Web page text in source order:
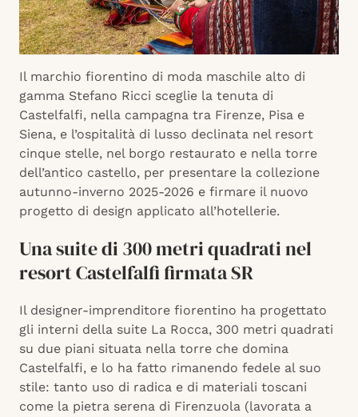
Il marchio fiorentino di moda maschile alto di
gamma Stefano Ricci sceglie la tenuta di
Castelfalfi, nella campagna tra Firenze, Pisa e
Siena, e l’ospitalità di lusso declinata nel resort
cinque stelle, nel borgo restaurato e nella torre
dell’antico castello, per presentare la collezione
autunno-inverno 2025-2026 e firmare il nuovo
progetto di design applicato all’hotellerie.
Una suite di 300 metri quadrati nel
resort Castelfalfi firmata SR
Il designer-imprenditore fiorentino ha progettato
gli interni della suite La Rocca, 300 metri quadrati
su due piani situata nella torre che domina
Castelfalfi, e lo ha fatto rimanendo fedele al suo
stile: tanto uso di radica e di materiali toscani
come la pietra serena di Firenzuola (lavorata a